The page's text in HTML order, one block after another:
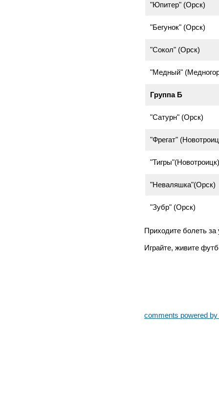
"Юпитер" (Орск)
"Бегунок" (Орск)
"Сокол" (Орск)
"Медный"
Группа Б
"Сатурн" (Орск)
"Фрегат"
"Тигры"(Новотроицк)
"Неваляшка"(Орск)
"Зубр" (Орск)
Приходите болеть
Играйте, живите
comments powered